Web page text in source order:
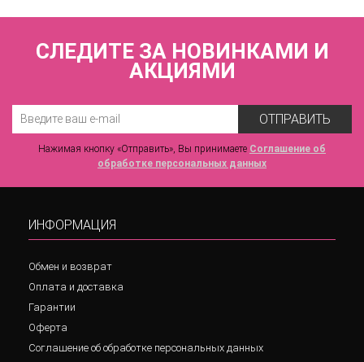
СЛЕДИТЕ ЗА НОВИНКАМИ И
АКЦИЯМИ
ОТПРАВИТЬ
Нажимая кнопку «Отправить», Вы принимаете Соглашение об
обработке персональных данных
ИНФОРМАЦИЯ
Обмен и возврат
Оплата и доставка
Гарантии
Оферта
Соглашение об обработке персональных данных